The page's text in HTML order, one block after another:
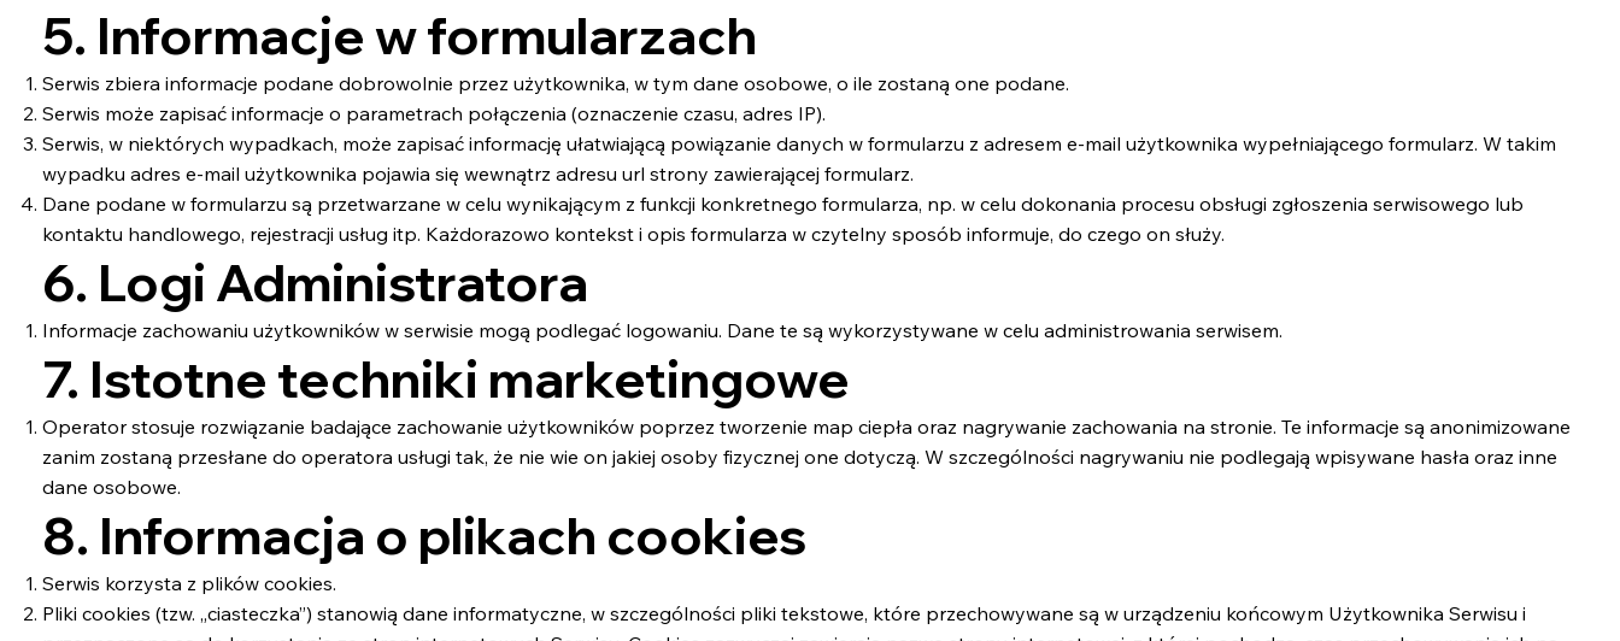
5. Informacje w formularzach
Serwis zbiera informacje podane dobrowolnie przez użytkownika, w tym dane osobowe, o ile zostaną one podane.
Serwis może zapisać informacje o parametrach połączenia (oznaczenie czasu, adres IP).
Serwis, w niektórych wypadkach, może zapisać informację ułatwiającą powiązanie danych w formularzu z adresem e-mail użytkownika wypełniającego formularz. W takim
wypadku adres e-mail użytkownika pojawia się wewnątrz adresu url strony zawierającej formularz.
Dane podane w formularzu są przetwarzane w celu wynikającym z funkcji konkretnego formularza, np. w celu dokonania procesu obsługi zgłoszenia serwisowego lub
kontaktu handlowego, rejestracji usług itp. Każdorazowo kontekst i opis formularza w czytelny sposób informuje, do czego on służy.
6. Logi Administratora
Informacje zachowaniu użytkowników w serwisie mogą podlegać logowaniu. Dane te są wykorzystywane w celu administrowania serwisem.
7. Istotne techniki marketingowe
Operator stosuje rozwiązanie badające zachowanie użytkowników poprzez tworzenie map ciepła oraz nagrywanie zachowania na stronie. Te informacje są anonimizowane
zanim zostaną przesłane do operatora usługi tak, że nie wie on jakiej osoby fizycznej one dotyczą. W szczególności nagrywaniu nie podlegają wpisywane hasła oraz inne
dane osobowe.
8. Informacja o plikach cookies
Serwis korzysta z plików cookies.
Pliki cookies (tzw. „ciasteczka”) stanowią dane informatyczne, w szczególności pliki tekstowe, które przechowywane są w urządzeniu końcowym Użytkownika Serwisu i